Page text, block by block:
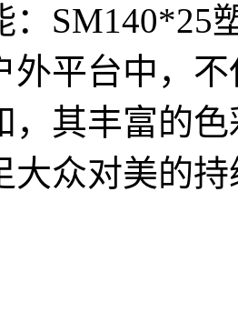
：SM140*25
外平台中，
，其丰富的
大众对美的